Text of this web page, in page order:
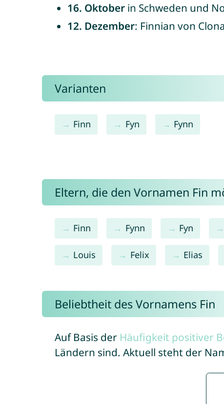
16. Oktoberin Schweden und
12. Dezember: Finnian von
Varianten
Finn Fyn Fynn
Eltern, die den Vornamen Fin
Finn Fynn Fyn
Louis Felix Elias
Beliebtheit des Vornamens Fin
Auf Basis der Häufigkeit positiver
Ländern sind. Aktuell steht der